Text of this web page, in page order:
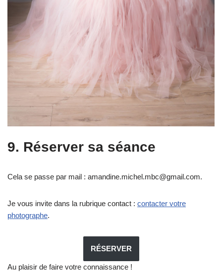
9. Réserver sa séance
Cela se passe par mail : amandine.michel.mbc@gmail.com.
Je vous invite dans la rubrique contact : contacter votre
photographe.
RÉSERVER
Au plaisir de faire votre connaissance !